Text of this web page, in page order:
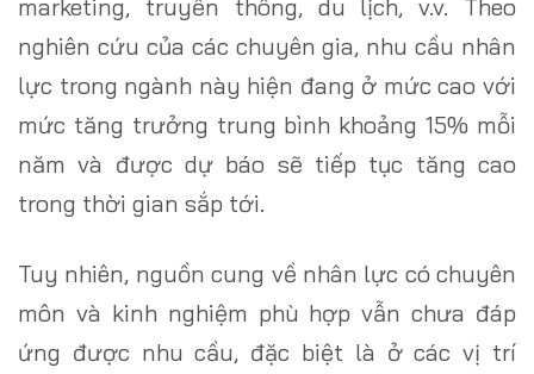
marketing, truyền thông, du lịch, v.v. Theo
nghiên cứu của các chuyên gia, nhu cầu nhân
lực trong ngành này hiện đang ở mức cao với
mức tăng trưởng trung bình khoảng 15% mỗi
nămvà được dự báo sẽ tiếp tục tăng cao
trong thời gian sắp tới.
Tuy nhiên, nguồn cung về nhân lực có chuyên
môn và kinh nghiệm phù hợp vẫn chưa đáp
ứng được nhu cầu, đặc biệt là ở các vị trí